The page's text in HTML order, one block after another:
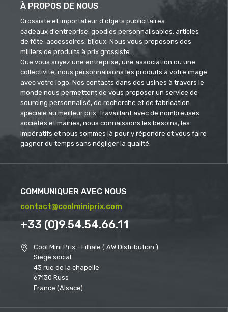
À PROPOS DE NOUS
Grossiste et importateur d'objets publicitaires
cadeaux d'entreprise, goodies personnalisables, articles
de fête, accessoires, bijoux. Nous vous proposons des
milliers de produits à prix grossiste.
Que vous soyez une entreprise, une association ou une
collectivité, nous personnalisons les produits à votre image
avec votre logo. Nos contacts dans des usines à travers le
monde nous permettent de vous proposer un service de
sourcing personnalisé, de recherche et de fabrication
spéciale au meilleur prix. Travaillant avec de nombreuses
sociétés et mairies, nous connaissons les besoins, les
impératifs et nous sommes là pour y répondre et vous faire
gagner du temps sans négliger la qualité.
COMMUNIQUER AVEC NOUS
contact@coolminiprix.com
+33 (0)9.54.54.66.11
Cool Mini Prix - Filliale ( AW Distribution )
Siège social
43 rue de la chapelle
67130 Russ
France (Alsace)